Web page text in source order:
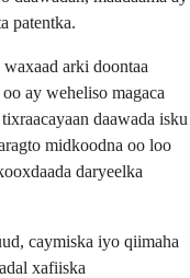
patentka.
arki doontaa
ay weheliso magaca
daawada isku
midkoodna oo loo
daryeelka
caymiska iyo qiimaha
xafiiska